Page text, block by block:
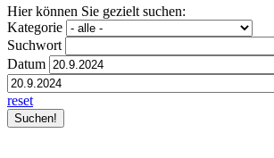
Hier können Sie gezielt suchen:
Kategorie
Suchwort
Datum
reset